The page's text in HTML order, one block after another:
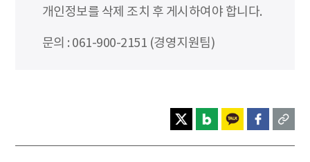
개인정보를 삭제 조치 후 게시하여야 합니다.
문의 : 061-900-2151 (경영지원팀)